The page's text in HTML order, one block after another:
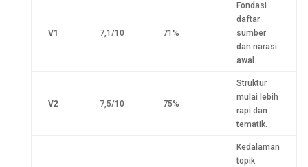
V1 7,1/10 71%
Fondasi
daftar
sumber
dan narasi
awal.
V2 7,5/10 75%
Struktur
mulai lebih
rapi dan
tematik.
Kedalaman
topik